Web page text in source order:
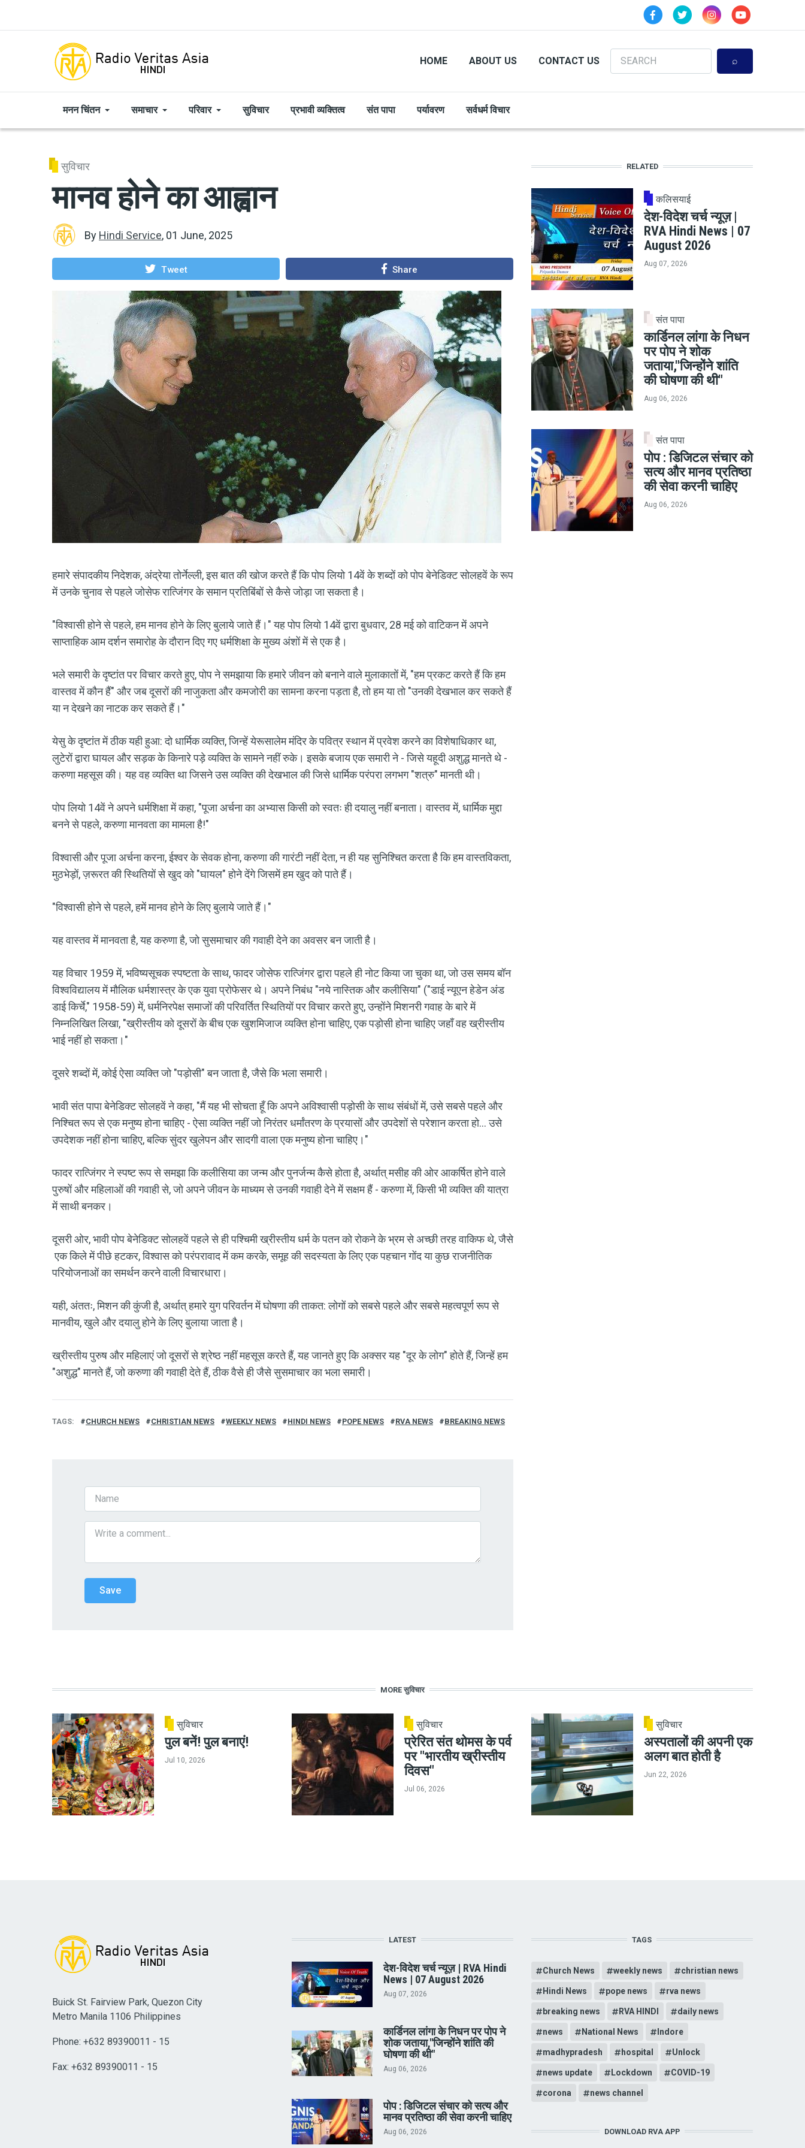
HOME ABOUT US CONTACT US
Search
मनन चिंतन समाचार परिवार सुविचार प्रभावी व्यक्तित्व संत पापा पर्यावरण सर्वधर्म विचार
सुविचार
मानव होने का आह्वान
By Hindi Service, 01 June, 2025
Tweet Share
हमारे संपादकीय निदेशक, अंद्रेया तोर्नेल्ली, इस बात की खोज करते हैं कि पोप लियो 14वें के शब्दों को पोप बेनेडिक्ट सोलहवें के रूप
में उनके चुनाव से पहले जोसेफ रात्जिंगर के समान प्रतिबिंबों से कैसे जोड़ा जा सकता है।
"विश्वासी होने से पहले, हम मानव होने के लिए बुलाये जाते हैं।" यह पोप लियो 14वें द्वारा बुधवार, 28 मई को वाटिकन में अपने
साप्ताहिक आम दर्शन समारोह के दौरान दिए गए धर्मशिक्षा के मुख्य अंशों में से एक है।
भले समारी के दृष्टांत पर विचार करते हुए, पोप ने समझाया कि हमारे जीवन को बनाने वाले मुलाकातों में, "हम प्रकट करते हैं कि हम
वास्तव में कौन हैं" और जब दूसरों की नाजुकता और कमजोरी का सामना करना पड़ता है, तो हम या तो "उनकी देखभाल कर सकते हैं
या न देखने का नाटक कर सकते हैं।"
येसु के दृष्टांत में ठीक यही हुआ: दो धार्मिक व्यक्ति, जिन्हें येरूसालेम मंदिर के पवित्र स्थान में प्रवेश करने का विशेषाधिकार था,
लुटेरों द्वारा घायल और सड़क के किनारे पड़े व्यक्ति के सामने नहीं रुके। इसके बजाय एक समारी ने - जिसे यहूदी अशुद्ध मानते थे -
करुणा महसूस की। यह वह व्यक्ति था जिसने उस व्यक्ति की देखभाल की जिसे धार्मिक परंपरा लगभग "शत्रु" मानती थी।
पोप लियो 14वें ने अपने धर्मशिक्षा में कहा, "पूजा अर्चना का अभ्यास किसी को स्वतः ही दयालु नहीं बनाता। वास्तव में, धार्मिक मुद्दा
बनने से पहले, करुणा मानवता का मामला है!"
विश्वासी और पूजा अर्चना करना, ईश्वर के सेवक होना, करुणा की गारंटी नहीं देता, न ही यह सुनिश्चित करता है कि हम वास्तविकता,
मुठभेड़ों, ज़रूरत की स्थितियों से खुद को "घायल" होने देंगे जिसमें हम खुद को पाते हैं।
"विश्वासी होने से पहले, हमें मानव होने के लिए बुलाये जाते हैं।"
यह वास्तव में मानवता है, यह करुणा है, जो सुसमाचार की गवाही देने का अवसर बन जाती है।
यह विचार 1959 में, भविष्यसूचक स्पष्टता के साथ, फादर जोसेफ रात्जिंगर द्वारा पहले ही नोट किया जा चुका था, जो उस समय बॉन
विश्वविद्यालय में मौलिक धर्मशास्त्र के एक युवा प्रोफेसर थे। अपने निबंध "नये नास्तिक और कलीसिया" ("डाई न्यूएन हेडेन अंड
डाई किर्चे," 1958-59) में, धर्मनिरपेक्ष समाजों की परिवर्तित स्थितियों पर विचार करते हुए, उन्होंने मिशनरी गवाह के बारे में
निम्नलिखित लिखा, "ख्रीस्तीय को दूसरों के बीच एक खुशमिजाज व्यक्ति होना चाहिए, एक पड़ोसी होना चाहिए जहाँ वह ख्रीस्तीय
भाई नहीं हो सकता।"
दूसरे शब्दों में, कोई ऐसा व्यक्ति जो "पड़ोसी" बन जाता है, जैसे कि भला समारी।
भावी संत पापा बेनेडिक्ट सोलहवें ने कहा, "मैं यह भी सोचता हूँ कि अपने अविश्वासी पड़ोसी के साथ संबंधों में, उसे सबसे पहले और
निश्चित रूप से एक मनुष्य होना चाहिए - ऐसा व्यक्ति नहीं जो निरंतर धर्मांतरण के प्रयासों और उपदेशों से परेशान करता हो... उसे
उपदेशक नहीं होना चाहिए, बल्कि सुंदर खुलेपन और सादगी वाला एक मनुष्य होना चाहिए।"
फादर रात्जिंगर ने स्पष्ट रूप से समझा कि कलीसिया का जन्म और पुनर्जन्म कैसे होता है, अर्थात् मसीह की ओर आकर्षित होने वाले
पुरुषों और महिलाओं की गवाही से, जो अपने जीवन के माध्यम से उनकी गवाही देने में सक्षम हैं - करुणा में, किसी भी व्यक्ति की यात्रा
में साथी बनकर।
दूसरी ओर, भावी पोप बेनेडिक्ट सोलहवें पहले से ही पश्चिमी ख्रीस्तीय धर्म के पतन को रोकने के भ्रम से अच्छी तरह वाकिफ थे, जैसे
एक किले में पीछे हटकर, विश्वास को परंपरावाद में कम करके, समूह की सदस्यता के लिए एक पहचान गोंद या कुछ राजनीतिक
परियोजनाओं का समर्थन करने वाली विचारधारा।
यही, अंततः, मिशन की कुंजी है, अर्थात् हमारे युग परिवर्तन में घोषणा की ताकत: लोगों को सबसे पहले और सबसे महत्वपूर्ण रूप से
मानवीय, खुले और दयालु होने के लिए बुलाया जाता है।
ख्रीस्तीय पुरुष और महिलाएं जो दूसरों से श्रेष्ठ नहीं महसूस करते हैं, यह जानते हुए कि अक्सर यह "दूर के लोग" होते हैं, जिन्हें हम
"अशुद्ध" मानते हैं, जो करुणा की गवाही देते हैं, ठीक वैसे ही जैसे सुसमाचार का भला समारी।
TAGS CHURCH NEWS CHRISTIAN NEWS WEEKLY NEWS HINDI NEWS POPE NEWS RVA NEWS BREAKING NEWS
RELATED
कलिसयाई
देश-विदेश चर्च न्यूज़ |
RVA Hindi News | 07
August 2026
Aug 07, 2026
संत पापा
कार्डिनल लांगा के निधन
पर पोप ने शोक
जताया,"जिन्होंने शांति
की घोषणा की थी"
Aug 06, 2026
संत पापा
पोप : डिजिटल संचार को
सत्य और मानव प्रतिष्ठा
की सेवा करनी चाहिए
Aug 06, 2026
MORE सुविचार
सुविचार
पुल बनें! पुल बनाएं!
Jul 10, 2026
सुविचार
प्रेरित संत थोमस के पर्व
पर "भारतीय ख्रीस्तीय
दिवस"
Jul 06, 2026
सुविचार
अस्पतालों की अपनी एक
अलग बात होती है
Jun 22, 2026
Buick St. Fairview Park, Quezon City
Metro Manila 1106 Philippines
Phone: +632 89390011 - 15
Fax: +632 89390011 - 15
LATEST
देश-विदेश चर्च न्यूज़ | RVA Hindi
News | 07 August 2026
Aug 07, 2026
कार्डिनल लांगा के निधन पर पोप ने
शोक जताया,"जिन्होंने शांति की
घोषणा की थी"
Aug 06, 2026
पोप : डिजिटल संचार को सत्य और
मानव प्रतिष्ठा की सेवा करनी चाहिए
Aug 06, 2026
TAGS
Church News weekly news christian news
Hindi News pope news rva news
breaking news RVA HINDI daily news
news National News Indore
madhypradesh hospital Unlock
news update Lockdown COVID-19
corona news channel
DOWNLOAD RVA APP